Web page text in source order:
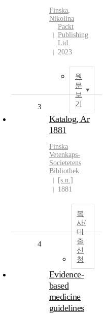
Finska,
Nikolina
Packt
Publishing
Ltd.
2023
원
문
보
기
3
Katalog, Ar
1881
Finska
Vetenkaps-
Societetens
Bibliothek
[s.n.]
1881
복
사/
대
출
신
청
4
Evidence-
based
medicine
guidelines